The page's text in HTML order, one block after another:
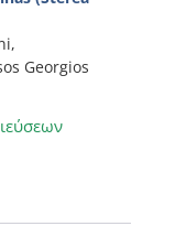
Georgios